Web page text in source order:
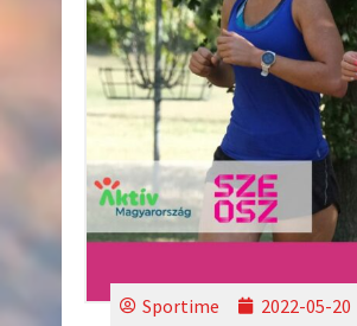
Sportime 2022-05-20